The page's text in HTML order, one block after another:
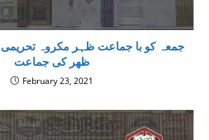
جمعہ کو با جماعت ظہر مکروہ
ظھر کی جماعت
February 23, 2021